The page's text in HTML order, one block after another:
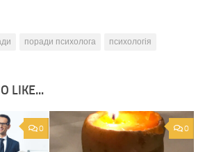
поради психолога психологія
LIKE...
0 0